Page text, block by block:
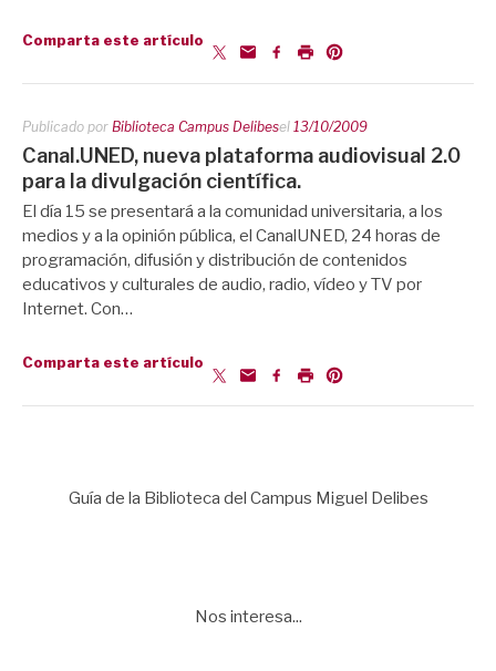
Comparta este artículo
Publicado por Biblioteca Campus Delibesel 13/10/2009
Canal.UNED, nueva plataforma audiovisual 2.0
para la divulgación científica.
El día 15 se presentará a la comunidad universitaria, a los
medios y a la opinión pública, el CanalUNED, 24 horas de
programación, difusión y distribución de contenidos
educativos y culturales de audio, radio, vídeo y TV por
Internet. Con…
Comparta este artículo
Guía de la Biblioteca del Campus Miguel Delibes
Nos interesa...